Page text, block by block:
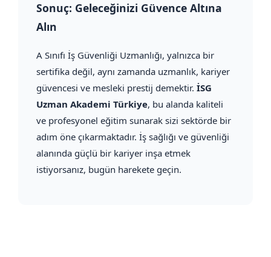
Sonuç: Geleceğinizi Güvence Altına
Alın
A Sınıfı İş Güvenliği Uzmanlığı, yalnızca bir
sertifika değil, aynı zamanda uzmanlık, kariyer
güvencesi ve mesleki prestij demektir. İSG
Uzman Akademi Türkiye, bu alanda kaliteli
ve profesyonel eğitim sunarak sizi sektörde bir
adım öne çıkarmaktadır. İş sağlığı ve güvenliği
alanında güçlü bir kariyer inşa etmek
istiyorsanız, bugün harekete geçin.